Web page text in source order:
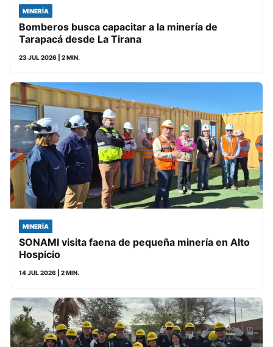
MINERÍA
Bomberos busca capacitar a la minería de
Tarapacá desde La Tirana
23 JUL 2026 | 2 MIN.
MINERÍA
SONAMI visita faena de pequeña minería en Alto
Hospicio
14 JUL 2026 | 2 MIN.